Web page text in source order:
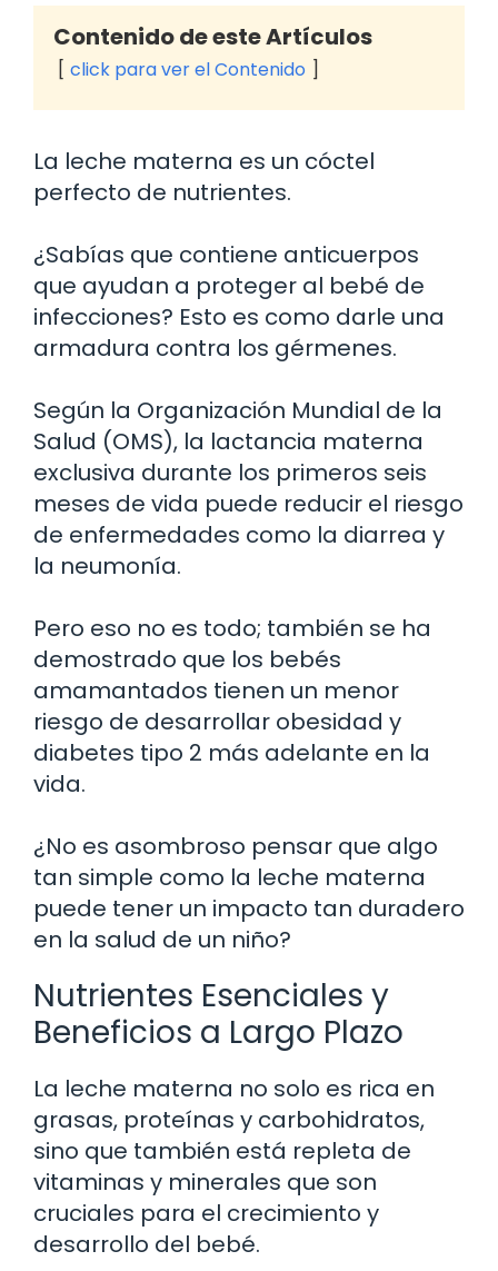
Contenido de este Artículos
click para ver el Contenido
La leche materna es un cóctel
perfecto de nutrientes.
¿Sabías que contiene anticuerpos
que ayudan a proteger al bebé de
infecciones? Esto es como darle una
armadura contra los gérmenes.
Según la Organización Mundial de la
Salud (OMS), la lactancia materna
exclusiva durante los primeros seis
meses de vida puede reducir el riesgo
de enfermedades como la diarrea y
la neumonía.
Pero eso no es todo; también se ha
demostrado que los bebés
amamantados tienen un menor
riesgo de desarrollar obesidad y
diabetes tipo 2 más adelante en la
vida.
¿No es asombroso pensar que algo
tan simple como la leche materna
puede tener un impacto tan duradero
en la salud de un niño?
Nutrientes Esenciales y
Beneficios a Largo Plazo
La leche materna no solo es rica en
grasas, proteínas y carbohidratos,
sino que también está repleta de
vitaminas y minerales que son
cruciales para el crecimiento y
desarrollo del bebé.